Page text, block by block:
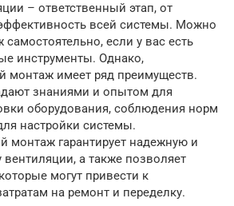
– ответственный этап, от
всей системы. Можно
если у вас есть
инструменты. Однако,
монтаж имеет ряд преимуществ.
знаниями и опытом для
оборудования, соблюдения норм
настройки системы.
монтаж гарантирует надежную и
вентиляции, а также позволяет
могут привести к
на ремонт и переделку.